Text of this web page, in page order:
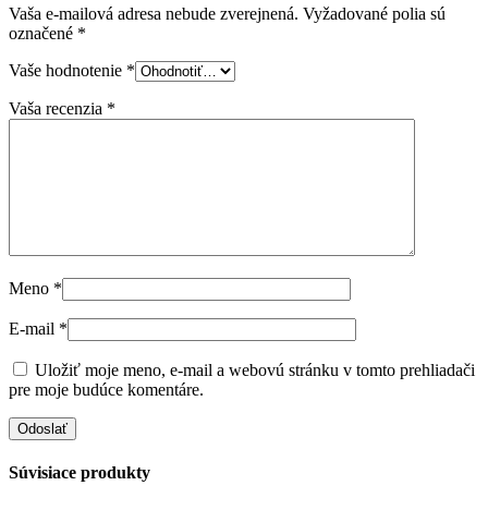
Vaša e-mailová adresa nebude zverejnená. Vyžadované polia sú
označené *
Vaše hodnotenie *
Vaša recenzia *
Meno *
E-mail *
Uložiť moje meno, e-mail a webovú stránku v tomto prehliadači
pre moje budúce komentáre.
Súvisiace produkty